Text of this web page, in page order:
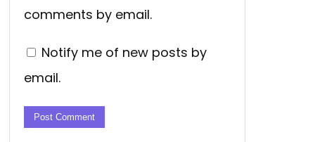
comments by email.
Notify me of new posts by
email.